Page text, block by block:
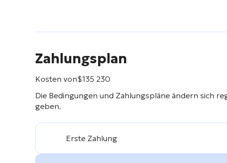
Zahlungsplan
Kosten von$135 230
Die Bedingungen und Zahlungspläne ändern sich
geben.
Erste Zahlung